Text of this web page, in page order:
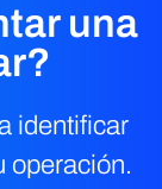
una
identificar
operación.